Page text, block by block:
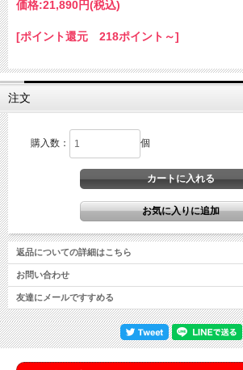
価格:21,890円(税込)
[ポイント還元 218ポイント～]
注文
購入数： 個
返品についての詳細はこちら
お問い合わせ
友達にメールですすめる